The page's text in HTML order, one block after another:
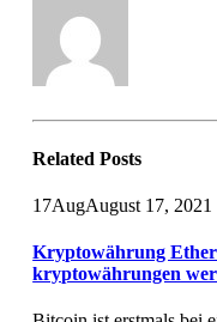
RelatedPosts
17AugAugust 17, 2021
Kryptowährung
kryptowährungen